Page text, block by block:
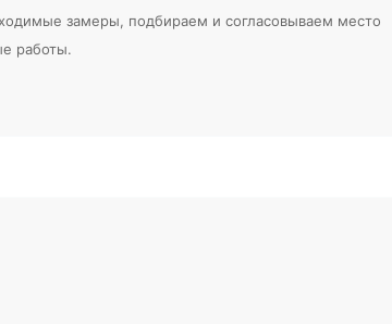
замеры, подбираем и согласовываем место
работы.